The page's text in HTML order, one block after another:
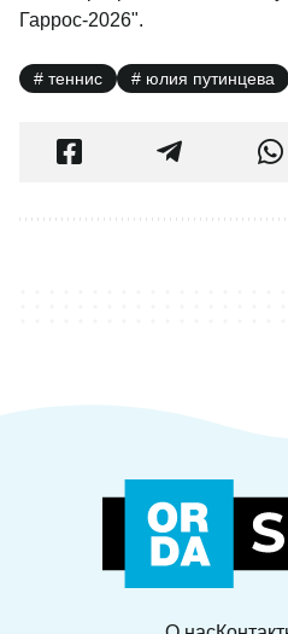
Гаррос-2026".
теннис юлия путинцева